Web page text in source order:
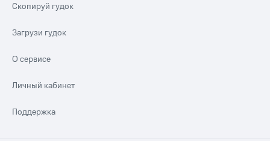
Скопируй гудок
Загрузи гудок
О сервисе
Личный кабинет
Поддержка